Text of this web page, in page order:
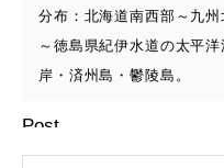
分布：北海道南西部～九
～徳島県紀伊水道の太平
岸・済州島・鬱陵島。
Post